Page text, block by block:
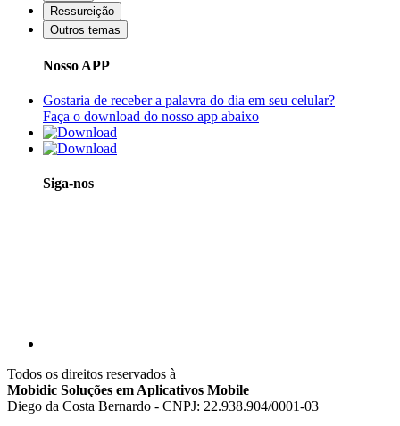
Ressureição
Outros temas
Nosso APP
Gostaria de receber a palavra do dia em seu celular?
Faça o download do nosso app abaixo
Siga-nos
Todos os direitos reservados à
Mobidic Soluções em Aplicativos Mobile
Diego da Costa Bernardo - CNPJ: 22.938.904/0001-03